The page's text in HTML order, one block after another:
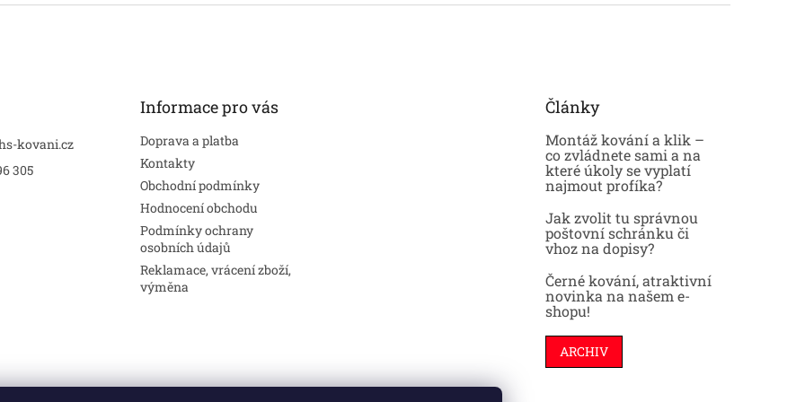
kovani.cz
305
Informace pro vás
Doprava a platba
Kontakty
Obchodní podmínky
Hodnocení obchodu
Podmínky ochrany
osobních údajů
Reklamace, vrácení zboží,
výměna
Články
Montáž kování a klik –
co zvládnete sami a na
které úkoly se vyplatí
najmout profíka?
Jak zvolit tu správnou
poštovní schránku či
vhoz na dopisy?
Černé kování, atraktivní
novinka na našem e-
shopu!
ARCHIV